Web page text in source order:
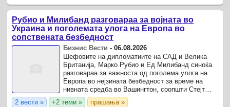
Рубио и Милибанд разговараа за војната во
Украина и поголемата улога на Европа во
сопствената безбедност
Бизнис Вести -06.08.2026
Шефовите на дипломатиите на САД и Велика
Британија, Марко Рубио и Ед Милибанд синоќа
разговараа за важноста од поголема улога на
Европа во нејзината безбедност за време на
нивната средба во Вашингтон, соопшти Стејт
департментот.
2 вести » +2 теми » прашања »